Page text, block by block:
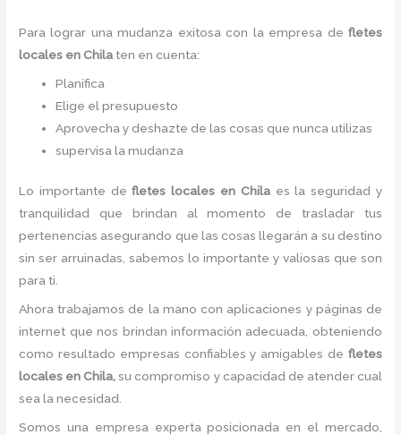
Para lograr una mudanza exitosa con la empresa de fletes
locales en Chila ten en cuenta:
Planifica
Elige el presupuesto
Aprovecha y deshazte de las cosas que nunca utilizas
supervisa la mudanza
Lo importante defletes locales en Chila es la seguridad y
tranquilidad que brindan al momento de trasladar tus
pertenencias asegurando que las cosas llegarán a su destino
sin ser arruinadas, sabemos lo importante y valiosas que son
para ti.
Ahora trabajamos de la mano con aplicaciones y páginas de
internet que nos brindan información adecuada, obteniendo
como resultado empresas confiables y amigables de fletes
locales en Chila,su compromiso y capacidad de atender cual
sea la necesidad.
Somos una empresa experta posicionada en el mercado,